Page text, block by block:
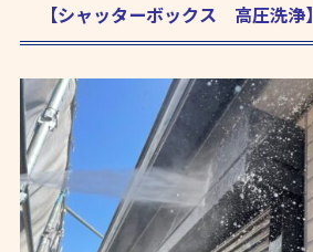
【シャッターボックス 高圧洗浄】